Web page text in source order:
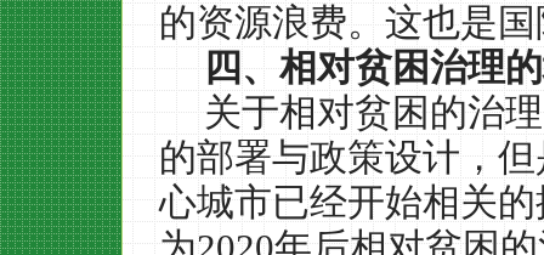
的资源浪费。这也是
四、相对贫困治理
关于相对贫困的治
的部署与政策设计，
心城市已经开始相关